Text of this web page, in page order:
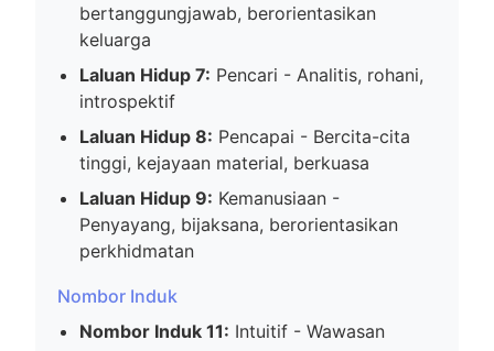
bertanggungjawab, berorientasikan
keluarga
Laluan Hidup 7: Pencari - Analitis, rohani,
introspektif
Laluan Hidup 8: Pencapai - Bercita-cita
tinggi, kejayaan material, berkuasa
Laluan Hidup 9: Kemanusiaan -
Penyayang, bijaksana, berorientasikan
perkhidmatan
Nombor Induk
Nombor Induk 11: Intuitif - Wawasan